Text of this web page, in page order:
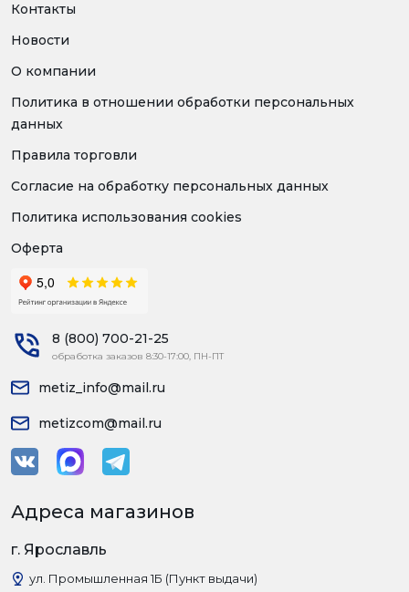
Контакты
Новости
О компании
Политика в отношении обработки персональных
данных
Правила торговли
Согласие на обработку персональных данных
Политика использования cookies
Оферта
8 (800) 700-21-25
обработка заказов 8:30-17:00, ПН-ПТ
metiz_info@mail.ru
metizcom@mail.ru
Адреса магазинов
г. Ярославль
ул. Промышленная 1Б (Пункт выдачи)